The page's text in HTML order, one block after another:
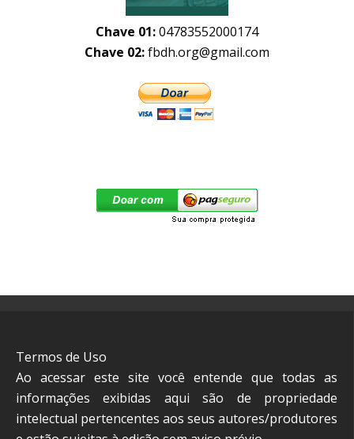
Chave 01:04783552000174
Chave 02:fbdh.org@gmail.com
Termos de Uso
Ao acessar este site você entende que todas as
informações exibidas aqui são de propriedade
intelectual pertencentes aos seus autores/produtores